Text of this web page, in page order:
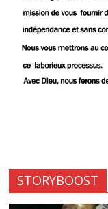
STORYBOOST